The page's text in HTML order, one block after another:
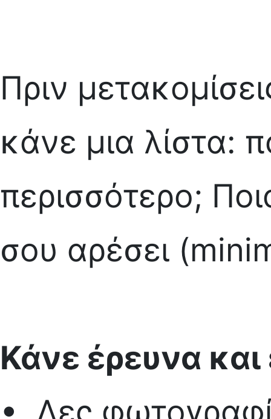
Πριν
κάνε μια λίστα:
περισσότερο;
σου αρέσει
Κάνε έρευνα